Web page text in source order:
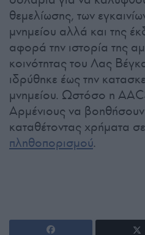
θεμελίωσης, των
μνημείου αλλά και της
αφορά την ιστορία της
κοινότητας του Λας
ιδρύθηκε έως την
μνημείου. Ωστόσο η
Αρμένιους να
καταθέτοντας χρήματα σε
πληθοπορισμού.